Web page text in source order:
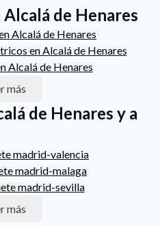
de Henares
Alcalá de Henares
en Alcalá de Henares
Alcalá de Henares
más
de Henares y a
madrid-valencia
madrid-malaga
madrid-sevilla
más